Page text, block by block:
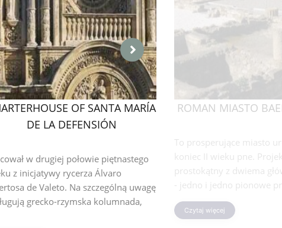
OF SANTA MARÍA
DE LA DEFENSIÓN
w drugiej połowie piętnastego
z inicjatywy rycerza Álvaro
de Valeto. Na szczególną uwagę
grecko-rzymska kolumnada,
ROMAN MIASTO
To prosperujące miasto
koniec II wieku pne.
prostokątny z dwiema
- jedno i jedno pionowe
Czytaj więcej